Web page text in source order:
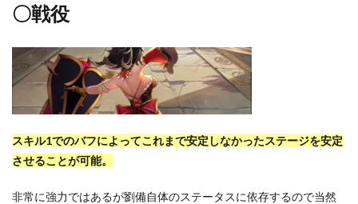
〇戦役
スキル1でのバフによってこれまで安定しなかったステージを安定
させることが可能。
非常に強力ではあるが劉備自体のステータスに依存するので当然